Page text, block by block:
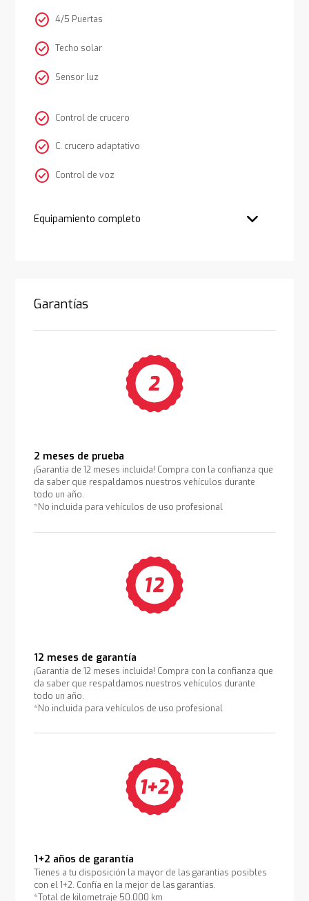
check_circle 4/5 Puertas
check_circle Techo solar
check_circle Sensor luz
check_circle Control de crucero
check_circle C. crucero adaptativo
check_circle Control de voz
Equipamiento completo
Garantías
2 meses de prueba
¡Garantía de 12 meses incluida! Compra con la confianza que
da saber que respaldamos nuestros vehículos durante
todo un año.
*No incluida para vehículos de uso profesional
12 meses de garantía
¡Garantía de 12 meses incluida! Compra con la confianza que
da saber que respaldamos nuestros vehículos durante
todo un año.
*No incluida para vehículos de uso profesional
1+2 años de garantía
Tienes a tu disposición la mayor de las garantías posibles
con el 1+2. Confía en la mejor de las garantías.
*Total de kilometraje 50.000 km